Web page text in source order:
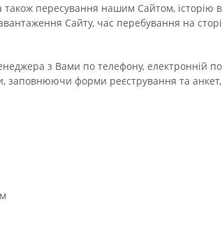
також пересування нашим Сайтом, історію
Сайту, час перебування на
з Вами по телефону, електронній
заповнюючи форми реєстрування та